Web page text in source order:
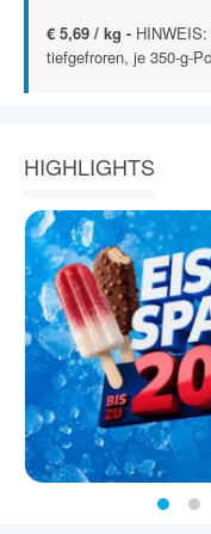
€ 5,69 / kg -
tiefgefroren, je 350-g-
HIGHLIGHTS